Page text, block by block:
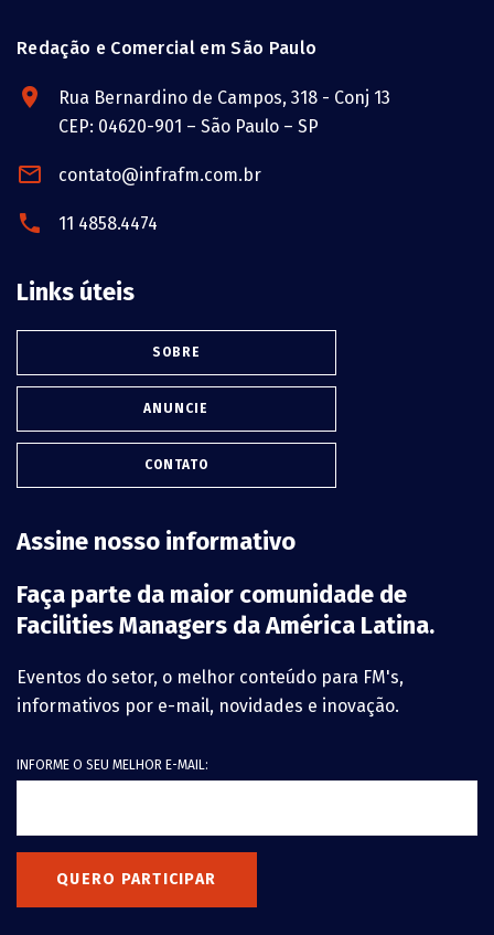
Redação e Comercial em São Paulo
Rua Bernardino de Campos, 318 - Conj 13
CEP: 04620-901 – São Paulo – SP
contato@infrafm.com.br
11 4858.4474
Links úteis
SOBRE
ANUNCIE
CONTATO
Assine nosso informativo
Faça parte da maior comunidade de
Facilities Managers da América Latina.
Eventos do setor, o melhor conteúdo para FM's,
informativos por e-mail, novidades e inovação.
INFORME O SEU MELHOR E-MAIL:
QUERO PARTICIPAR